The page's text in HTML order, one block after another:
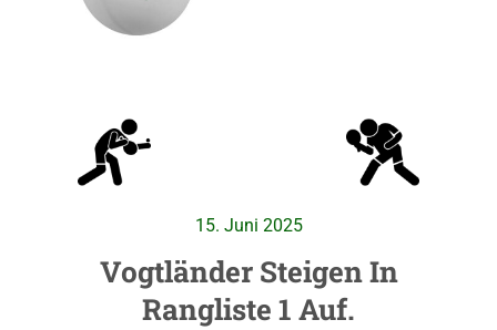
Spielbetrieb
15. Juni 2025
Vogtländer Steigen In
Rangliste 1 Auf.